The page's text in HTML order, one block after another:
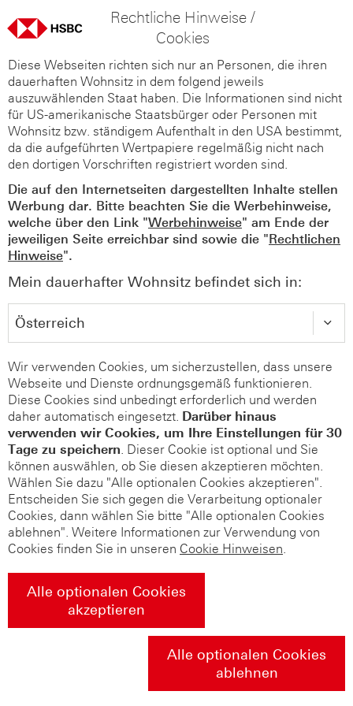
Rechtliche Hinweise /
Cookies
Diese Webseiten richten sich nur an Personen, die ihren
dauerhaften Wohnsitz in dem folgend jeweils
auszuwählenden Staat haben. Die Informationen sind nicht
für US-amerikanische Staatsbürger oder Personen mit
Wohnsitz bzw. ständigem Aufenthalt in den USA bestimmt,
da die aufgeführten Wertpapiere regelmäßig nicht nach
den dortigen Vorschriften registriert worden sind.
Die auf den Internetseiten dargestellten Inhalte stellen
Werbung dar. Bitte beachten Sie die Werbehinweise,
welche über den Link "Werbehinweise" am Ende der
jeweiligen Seite erreichbar sind sowie die "Rechtlichen
Hinweise".
Mein dauerhafter Wohnsitz befindet sich in:
Wir verwenden Cookies, um sicherzustellen, dass unsere
Webseite und Dienste ordnungsgemäß funktionieren.
Diese Cookies sind unbedingt erforderlich und werden
daher automatisch eingesetzt. Darüber hinaus
verwenden wir Cookies, um Ihre Einstellungen für 30
Tage zu speichern. Dieser Cookie ist optional und Sie
können auswählen, ob Sie diesen akzeptieren möchten.
Wählen Sie dazu "Alle optionalen Cookies akzeptieren".
Entscheiden Sie sich gegen die Verarbeitung optionaler
Cookies, dann wählen Sie bitte "Alle optionalen Cookies
ablehnen". Weitere Informationen zur Verwendung von
Cookies finden Sie in unseren Cookie Hinweisen.
Alle optionalen Cookies
akzeptieren
Alle optionalen Cookies
ablehnen